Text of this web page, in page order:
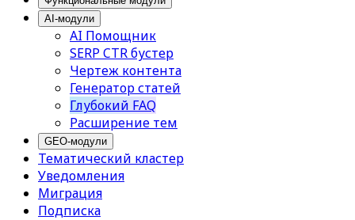
AI-модули
AI Помощник
SERP CTR бустер
Чертеж контента
Генератор статей
Глубокий FAQ
Расширение тем
GEO-модули
Тематический кластер
Уведомления
Миграция
Подписка